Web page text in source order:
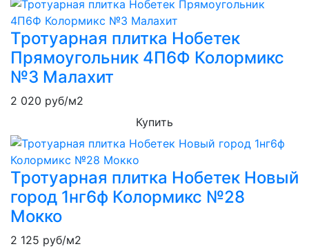
Тротуарная плитка Нобетек
Прямоугольник 4П6Ф Колормикс
№3 Малахит
2 020 руб/м2
Купить
Тротуарная плитка Нобетек Новый
город 1нг6ф Колормикс №28
Мокко
2 125 руб/м2